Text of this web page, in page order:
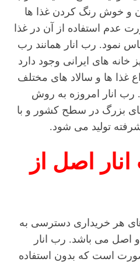
و خوش رنگ کردن غذا ها
عدم استفاده از آن در غذا
نمود. رب انار همانند رب
های ایرانی وجود دارد
غذا ها و سالاد های مختلف
رب انار امروزه به روش
بزرگ در سطح کشور و با
تولید می شود.
اصل از
هر خریداری دسترسی به
اصل می باشد. رب انار
است که بدون استفاده